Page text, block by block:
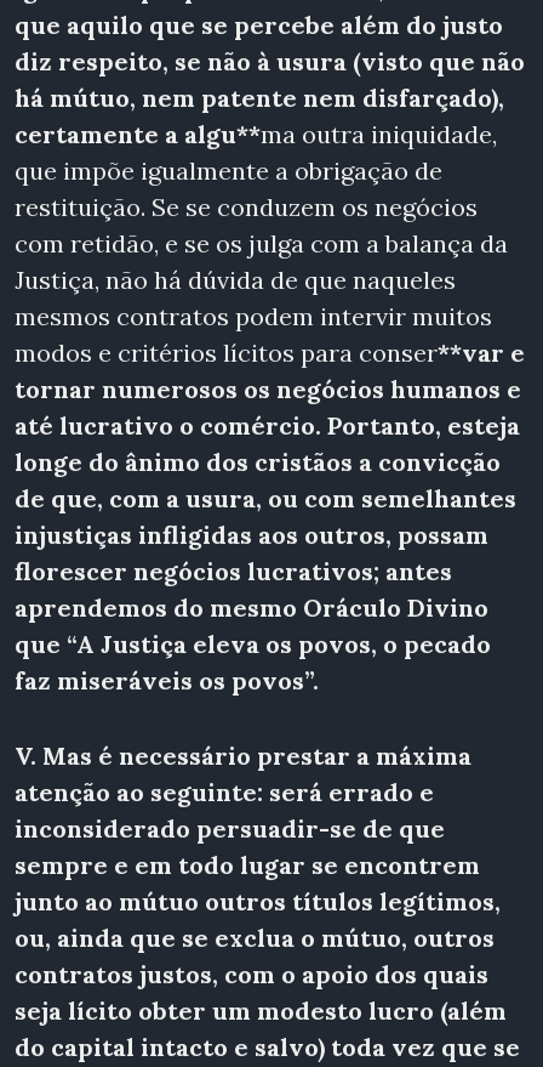
que aquilo que se percebe além do justo
diz respeito, se não à usura (visto que não
há mútuo, nem patente nem disfarçado),
certamente a algu**ma outra iniquidade,
que impõe igualmente a obrigação de
restituição. Se se conduzem os negócios
com retidão, e se os julga com a balança da
Justiça, não há dúvida de que naqueles
mesmos contratos podem intervir muitos
modos e critérios lícitos para conser**var e
tornar numerosos os negócios humanos e
até lucrativo o comércio. Portanto, esteja
longe do ânimo dos cristãos a convicção
de que, com a usura, ou com semelhantes
injustiças infligidas aos outros, possam
florescer negócios lucrativos; antes
aprendemos do mesmo Oráculo Divino
que “A Justiça eleva os povos, o pecado
faz miseráveis os povos”.
V. Mas é necessário prestar a máxima
atenção ao seguinte: será errado e
inconsiderado persuadir-se de que
sempre e em todo lugar se encontrem
junto ao mútuo outros títulos legítimos,
ou, ainda que se exclua o mútuo, outros
contratos justos, com o apoio dos quais
seja lícito obter um modesto lucro (além
do capital intacto e salvo) toda vez que se